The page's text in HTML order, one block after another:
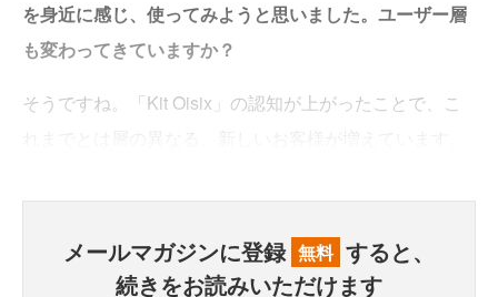
を身近に感じ、使ってみようと思いました。ユーザー層
も変わってきていますか？
そうですね。「Kit Oisix」の認知が上がったことで、こ
メールマガジンに登録 無料 すると、
続きをお読みいただけます